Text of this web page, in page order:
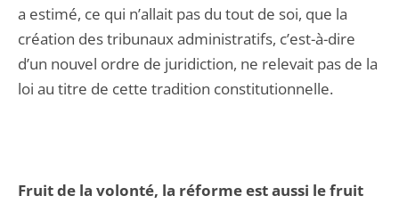
a estimé, ce qui n’allait pas du tout de soi, que la
création des tribunaux administratifs, c’est-à-dire
d’un nouvel ordre de juridiction, ne relevait pas de la
loi au titre de cette tradition constitutionnelle.
Fruit de la volonté, la réforme est aussi le fruit